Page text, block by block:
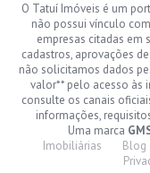
O Tatuí Imóveis é um
não possui vínculo
empresas citadas em
cadastros, aprovações
não solicitamos dados
valor** pelo acesso às
consulte os canais
informações,
Uma marca
Imobiliárias
Blog